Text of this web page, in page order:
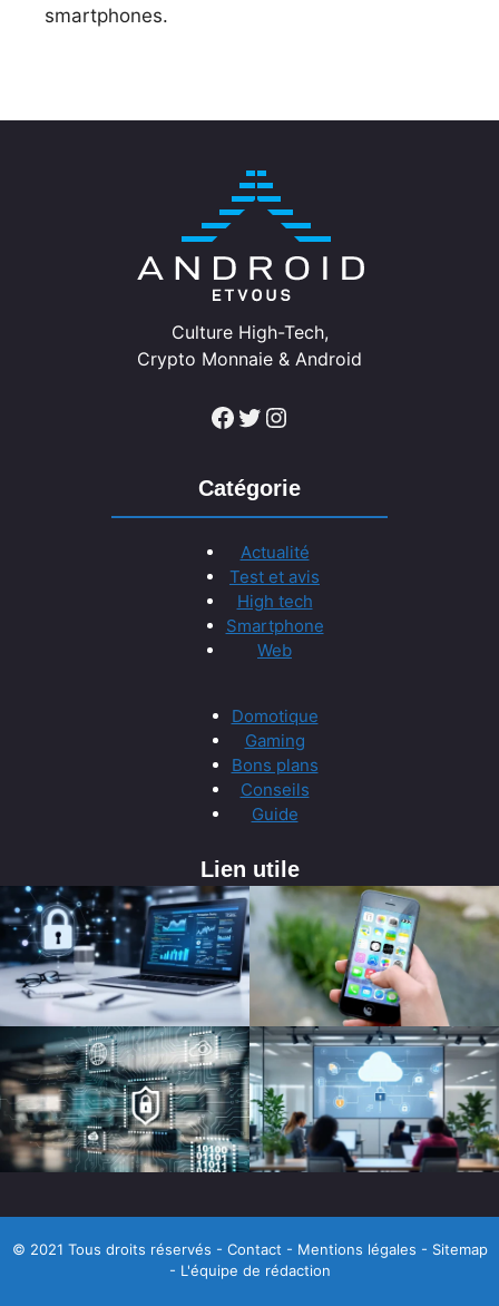
smartphones.
Culture High-Tech,
Crypto Monnaie & Android
Facebook Twitter Instagram
Catégorie
Actualité
Test et avis
High tech
Smartphone
Web
Domotique
Gaming
Bons plans
Conseils
Guide
Lien utile
© 2021 Tous droits réservés - Contact - Mentions légales - Sitemap
- L'équipe de rédaction